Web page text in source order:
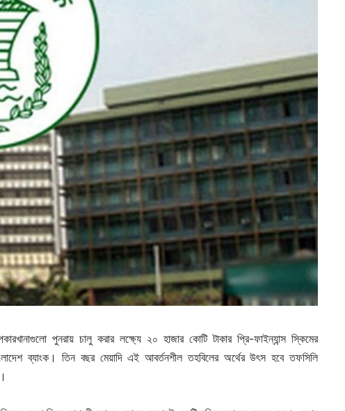
পুনরায় চালু করার লক্ষ্যে ২০ হাজার কোটি টাকার প্রি-ফাইন্যান্স স্কিমের
ব্যাংক। তিন বছর মেয়াদি এই আবর্তনশীল তহবিলের অর্থের উৎস হবে তফসিলি